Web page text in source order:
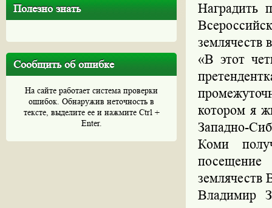
Полезно знать
Сообщить об ошибке
На сайте работает система проверки
ошибок. Обнаружив неточность в
тексте, выделите ее и нажмите Ctrl +
Enter.
Наградить
землячеств
«В этот
котором я
Западно-
Коми
землячеств
Владимир